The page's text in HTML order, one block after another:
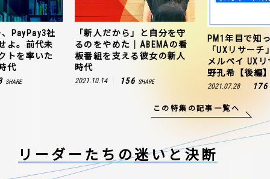
PayPay3社
よ。前代未
トを率いた
代
SHARE
「新人だから」と自分を守
るのをやめた｜ABEMAの看
板番組を支える彼女の新人
時代
2021.10.14 156 SHARE
PM1年目で知
「UXリサー
メルペイ UX
野孔希【後編
2021.07.28 176
この特集の記事一覧へ
リーダーたちの迷いと決断